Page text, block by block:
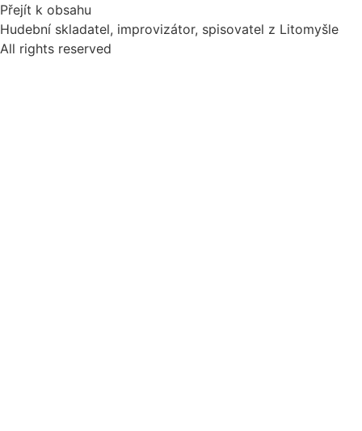
Přejít k obsahu
Hudební skladatel, improvizátor, spisovatel z Litomyšle
All rights reserved